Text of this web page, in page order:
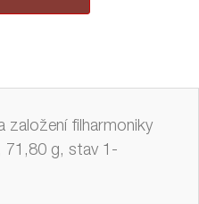
založení filharmoniky
71,80 g, stav 1-